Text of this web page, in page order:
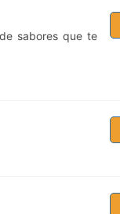
sabores que te